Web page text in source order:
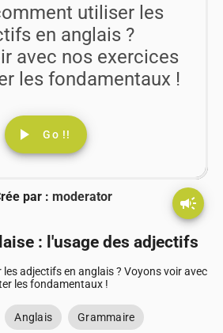
utiliser les
en anglais ?
avec nos exercices
les fondamentaux !
play_arrow Go !!
par : moderator campaign
: l'usage des adjectifs
adjectifs en anglais ? Voyons voir avec
les fondamentaux !
Anglais Grammaire